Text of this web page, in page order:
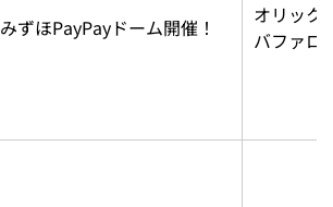
みずほPayPayドーム開催！
オリック
バファロ